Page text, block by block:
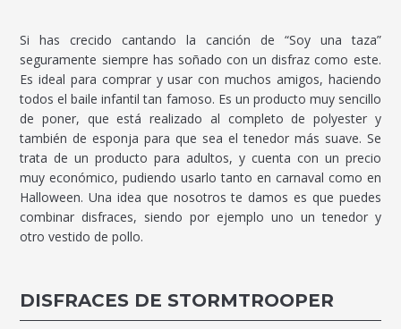
Si has crecido cantando la canción de “Soy una taza”
seguramente siempre has soñado con un disfraz como este.
Es ideal para comprar y usar con muchos amigos, haciendo
todos el baile infantil tan famoso. Es un producto muy sencillo
de poner, que está realizado al completo de polyester y
también de esponja para que sea el tenedor más suave. Se
trata de un producto para adultos, y cuenta con un precio
muy económico, pudiendo usarlo tanto en carnaval como en
Halloween. Una idea que nosotros te damos es que puedes
combinar disfraces, siendo por ejemplo uno un tenedor y
otro vestido de pollo.
DISFRACES DE STORMTROOPER